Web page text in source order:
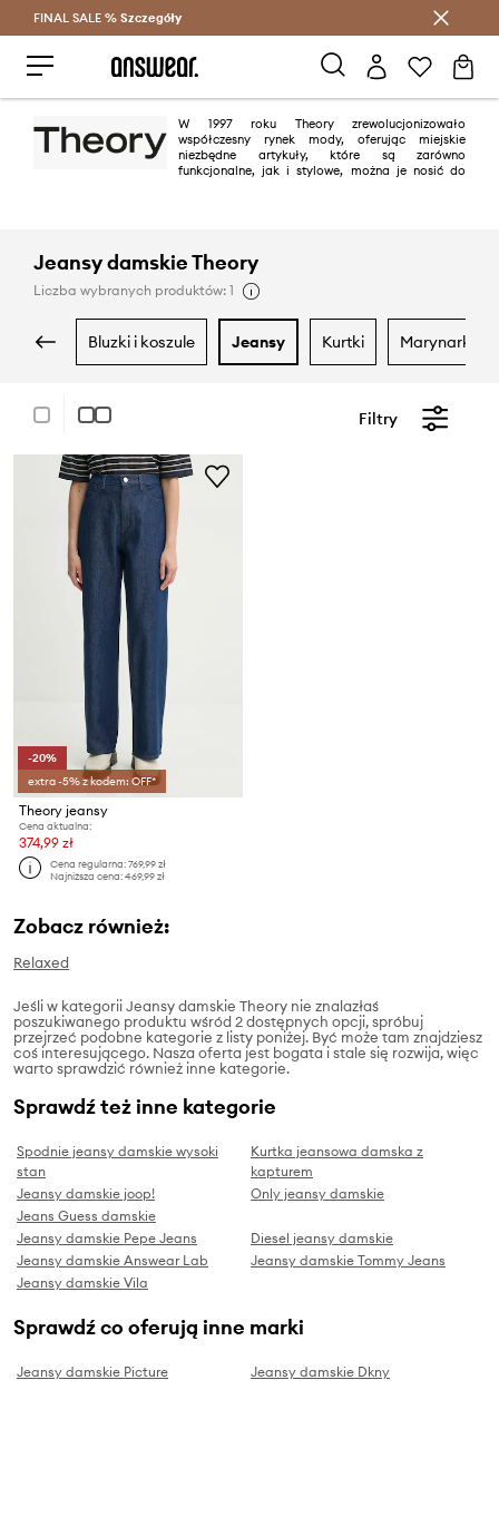
Oszczędzaj z Answear Club >
FINAL SALE % Szczegóły
W 1997 roku Theory zrewolucjonizowało
współczesny rynek mody, oferując miejskie
niezbędne artykuły, które są zarówno
funkcjonalne, jak i stylowe, można je nosić do
Jeansy damskie Theory
Liczba wybranych produktów: 1
bluzki i koszule jeansy kurtki marynarki i
Filtry
-20%
extra -5% z kodem: OFF*
Theory jeansy
Cena aktualna:
374,99 zł
Cena regularna:769,99 zł
Najniższa cena:469,99 zł
Zobacz również:
Relaxed
Jeśli w kategorii Jeansy damskie Theory nie znalazłaś
poszukiwanego produktu wśród 2 dostępnych opcji, spróbuj
przejrzeć podobne kategorie z listy poniżej. Być może tam znajdziesz
coś interesującego. Nasza oferta jest bogata i stale się rozwija, więc
warto sprawdzić również inne kategorie.
Sprawdź też inne kategorie
Spodnie jeansy damskie wysoki
stan
Kurtka jeansowa damska z
kapturem
Jeansy damskie joop!
Only jeansy damskie
Jeans Guess damskie
Jeansy damskie Pepe Jeans
Diesel jeansy damskie
Jeansy damskie Answear Lab
Jeansy damskie Tommy Jeans
Jeansy damskie Vila
Sprawdź co oferują inne marki
Jeansy damskie Picture Jeansy damskie Dkny